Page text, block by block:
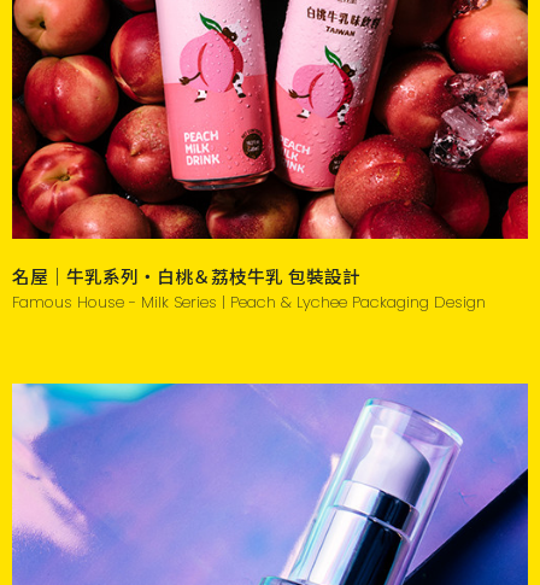
名屋｜牛乳系列・白桃＆荔枝牛乳 包裝設計
Famous House - Milk Series | Peach & Lychee Packaging Design